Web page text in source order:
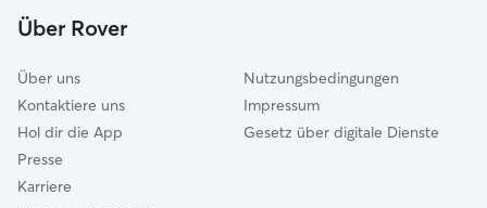
Oelde
Über Rover
Über uns
Kontaktiere uns
Hol dir die App
Presse
Karriere
Nutzungsbedingungen
Impressum
Gesetz über digitale Dienste